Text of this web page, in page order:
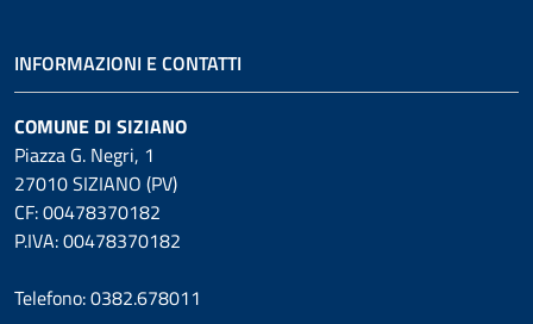
INFORMAZIONI E CONTATTI
COMUNE DI SIZIANO
Piazza G. Negri, 1
27010 SIZIANO (PV)
CF: 00478370182
P.IVA: 00478370182
Telefono: 0382.678011